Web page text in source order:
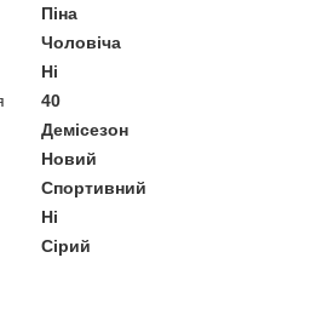
Піна
Чоловіча
Ні
40
Демісезон
Новий
Спортивний
Ні
Сірий